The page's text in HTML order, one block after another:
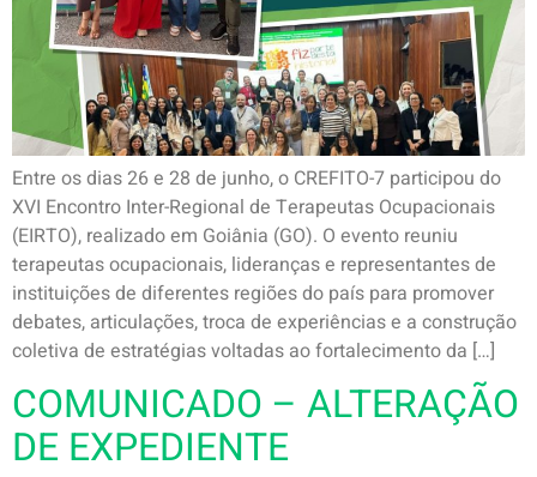
Entre os dias 26 e 28 de junho, o CREFITO-7 participou do
XVI Encontro Inter-Regional de Terapeutas Ocupacionais
(EIRTO), realizado em Goiânia (GO). O evento reuniu
terapeutas ocupacionais, lideranças e representantes de
instituições de diferentes regiões do país para promover
debates, articulações, troca de experiências e a construção
coletiva de estratégias voltadas ao fortalecimento da […]
COMUNICADO – ALTERAÇÃO
DE EXPEDIENTE